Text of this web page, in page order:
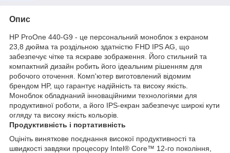
Опис
HP ProOne 440-G9 - це персональний моноблок з екраном
23,8 дюйма та роздільною здатністю FHD IPS AG, що
забезпечує чітке та яскраве зображення. Його стильний та
компактний дизайн робить його ідеальним рішенням для
робочого оточення. Комп'ютер виготовлений відомим
брендом HP, що гарантує надійність та високу якість.
Моноблок обладнаний інноваційними технологіями для
продуктивної роботи, а його IPS-екран забезпечує широкі кути
огляду та високу якість кольорів.
Продуктивність і портативність
Оцініть виняткове поєднання високої продуктивності та
швидкості завдяки процесору Intel® Core™ 12-го покоління,